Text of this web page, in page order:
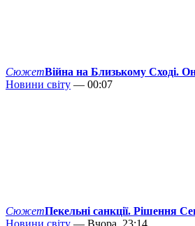
СюжетВійна на Близькому Сході.
Новини світу — 00:07
СюжетПекельні санкції. Рішення